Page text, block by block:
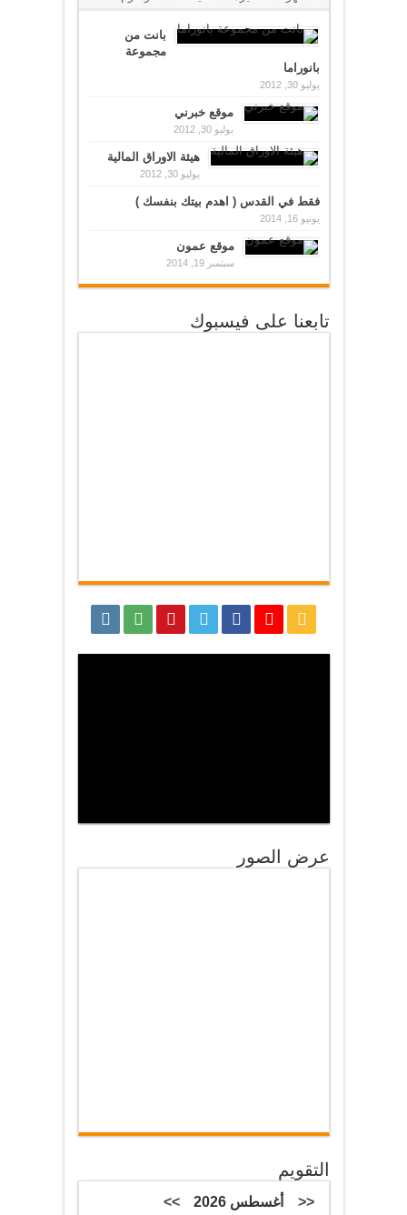
بانت من
مجموعة
بانوراما
يوليو 30, 2012
موقع خبرني
يوليو 30, 2012
هيئة الاوراق المالية
يوليو 30, 2012
فقط في القدس ( اهدم بيتك بنفسك )
يونيو 16, 2014
موقع عمون
سبتمبر 19, 2014
تابعنا على فيسبوك
عرض الصور
التقويم
<< أغسطس 2026 >>